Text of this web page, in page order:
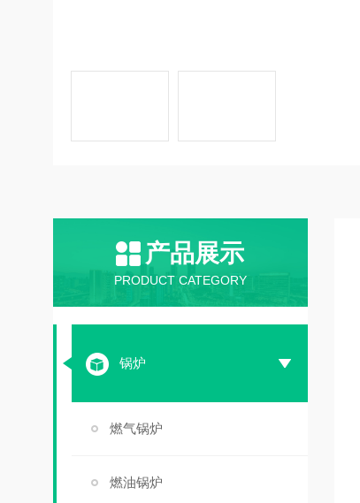
产品展示
PRODUCT CATEGORY
锅炉
燃气锅炉
燃油锅炉